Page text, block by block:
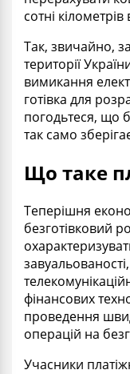
сотні
Так, звичайно,
території
вимикання
готівка для
погодьтеся, що
так само
Що таке
Теперішня
безготівковий
фінансових
проведення
операцій на
Учасники